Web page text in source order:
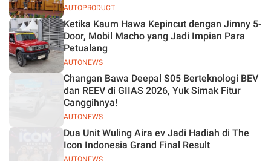
AUTOPRODUCT
AUTONEWS
Ketika Kaum Hawa Kepincut dengan Jimny 5-
Door, Mobil Macho yang Jadi Impian Para
Petualang
AUTONEWS
Changan Bawa Deepal S05 Berteknologi BEV
dan REEV di GIIAS 2026, Yuk Simak Fitur
Canggihnya!
AUTONEWS
Dua Unit Wuling Aira ev Jadi Hadiah di The
Icon Indonesia Grand Final Result